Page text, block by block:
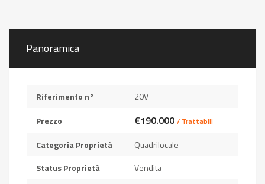
Panoramica
Riferimento n°
20V
Prezzo
€190.000 / Trattabili
Categoria Proprietà
Quadrilocale
Status Proprietà
Vendita